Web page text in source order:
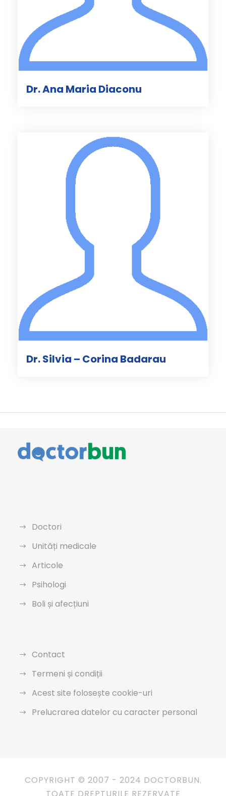
Dr. Ana Maria Diaconu
Dr. Silvia – Corina Badarau
Doctori
Unități medicale
Articole
Psihologi
Boli și afecțiuni
Contact
Termeni și condiții
Acest site folosește cookie-uri
Prelucrarea datelor cu caracter personal
COPYRIGHT © 2007 - 2024 DOCTORBUN.